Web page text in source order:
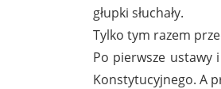
głupki słuchały.
Tylko tym razem
Po pierwsze ustawy
Konstytucyjnego. A